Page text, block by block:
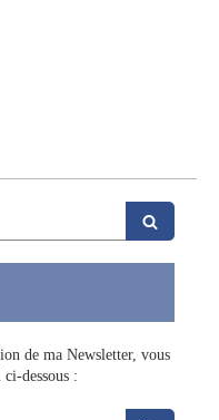
de ma Newsletter, vous
dessous :